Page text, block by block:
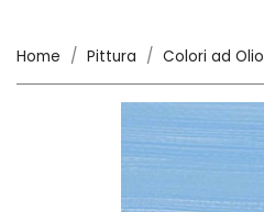
Home Pittura Colori ad Olio